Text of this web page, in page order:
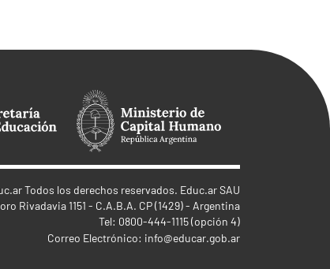
Todos los derechos reservados. Educ.ar SAU
Rivadavia 1151 - C.A.B.A. CP (1429) - Argentina
Tel: 0800-444-1115 (opción 4)
Correo Electrónico: info@educar.gob.ar